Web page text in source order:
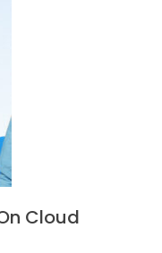
Cloud